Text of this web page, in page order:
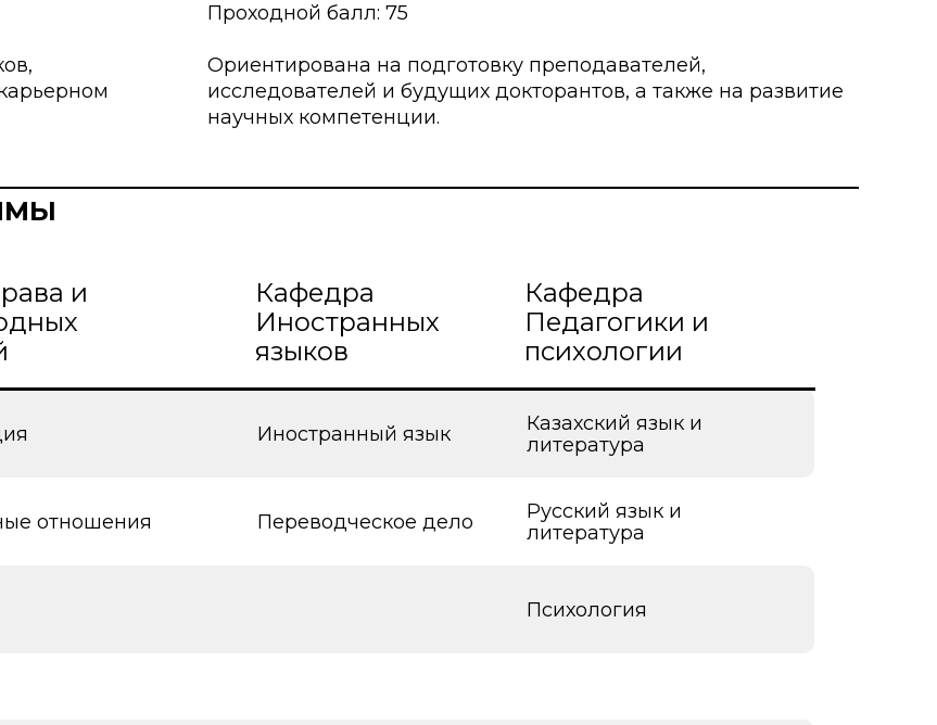
Проходной балл: 75
Ориентирована на подготовку преподавателей,
исследователей и будущих докторантов, а также на развитие
научных компетенции.
и
Кафедра
Иностранных
языков
Кафедра
Педагогики и
психологии
Иностранный язык
Казахский язык и
литература
отношения Переводческое дело
Русский язык и
литература
Психология